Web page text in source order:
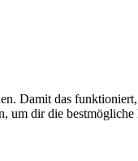
Damit das
um dir die